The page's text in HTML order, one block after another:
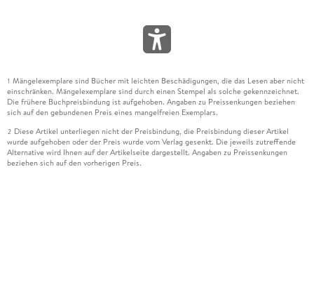
1 Mängelexemplare sind Bücher mit leichten Beschädigungen, die das Lesen aber nicht
einschränken. Mängelexemplare sind durch einen Stempel als solche gekennzeichnet.
Die frühere Buchpreisbindung ist aufgehoben. Angaben zu Preissenkungen beziehen
sich auf den gebundenen Preis eines mangelfreien Exemplars.
2 Diese Artikel unterliegen nicht der Preisbindung, die Preisbindung dieser Artikel
wurde aufgehoben oder der Preis wurde vom Verlag gesenkt. Die jeweils zutreffende
Alternative wird Ihnen auf der Artikelseite dargestellt. Angaben zu Preissenkungen
beziehen sich auf den vorherigen Preis.